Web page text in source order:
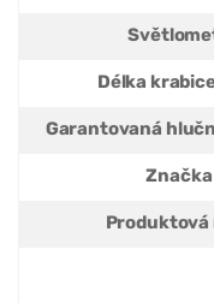
Délka
Garantovaná
Značka
Produktová